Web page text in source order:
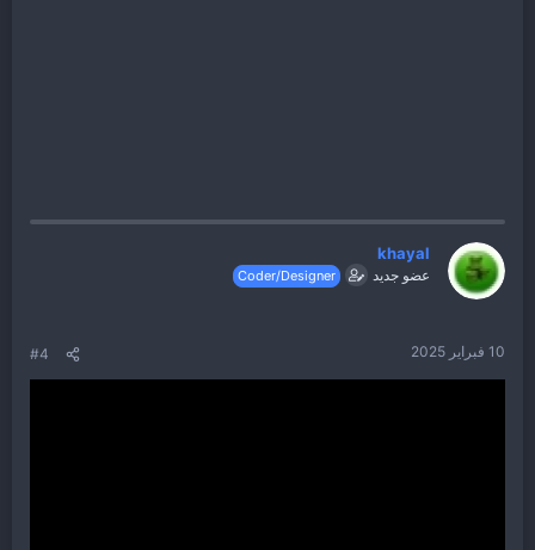
khayal
عضو جديد Coder/Designer
10 فبراير 2025 #4